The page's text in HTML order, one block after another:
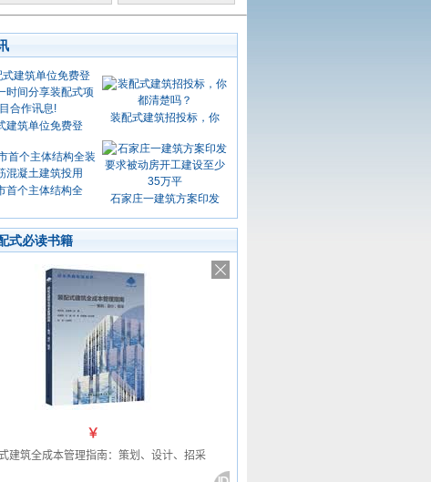
建筑单位免费登
装配式建筑招投标，你
首个主体结构全
石家庄一建筑方案印发
式必读书籍